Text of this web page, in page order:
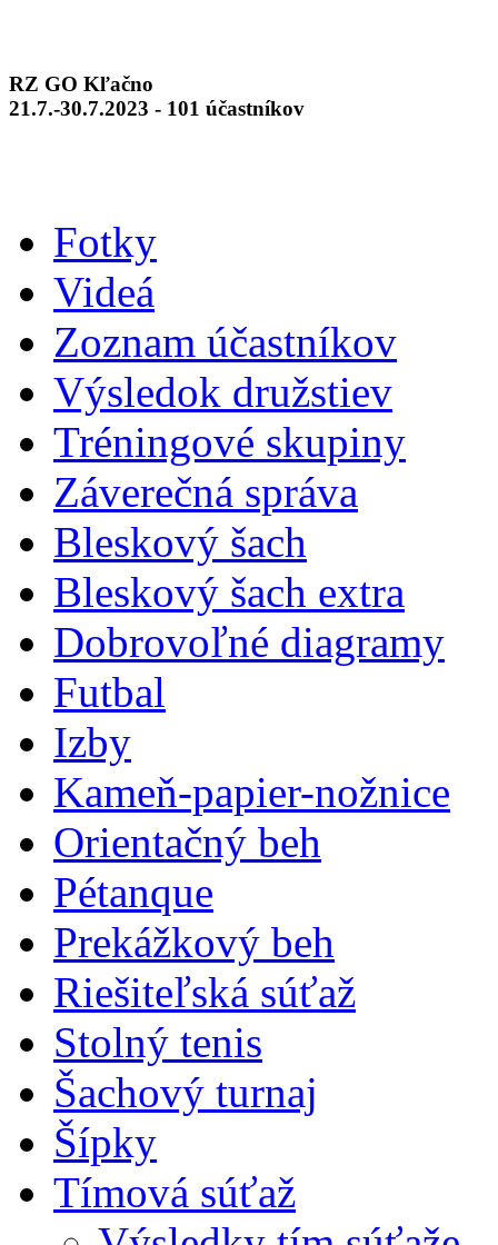
RZ GO Kľačno
21.7.-30.7.2023 - 101 účastníkov
Fotky
Videá
Zoznam účastníkov
Výsledok družstiev
Tréningové skupiny
Záverečná správa
Bleskový šach
Bleskový šach extra
Dobrovoľné diagramy
Futbal
Izby
Kameň-papier-nožnice
Orientačný beh
Pétanque
Prekážkový beh
Riešiteľská súťaž
Stolný tenis
Šachový turnaj
Šípky
Tímová súťaž